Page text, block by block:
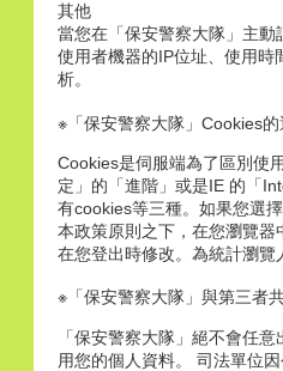
其他
當您在「保安警察大隊」主
使用者機器的IP位址、使用時
析。
※「保安警察大隊」Cookies
Cookies是伺服端為了區別使
定」的「進階」或是IE 的「
有cookies等三種。如果您選
本政策原則之下，在您瀏覽
在您登出時修改。為統計瀏覽
※「保安警察大隊」與第三者
「保安警察大隊」絕不會任
用您的個人資料。 司法單位